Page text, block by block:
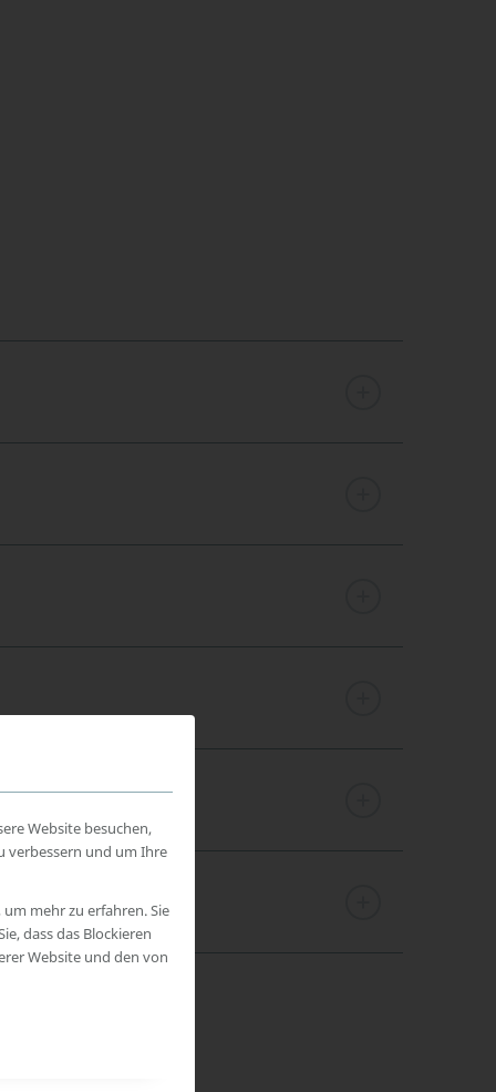
Website besuchen,
verbessern und um Ihre
mehr zu erfahren. Sie
dass das Blockieren
Website und den von